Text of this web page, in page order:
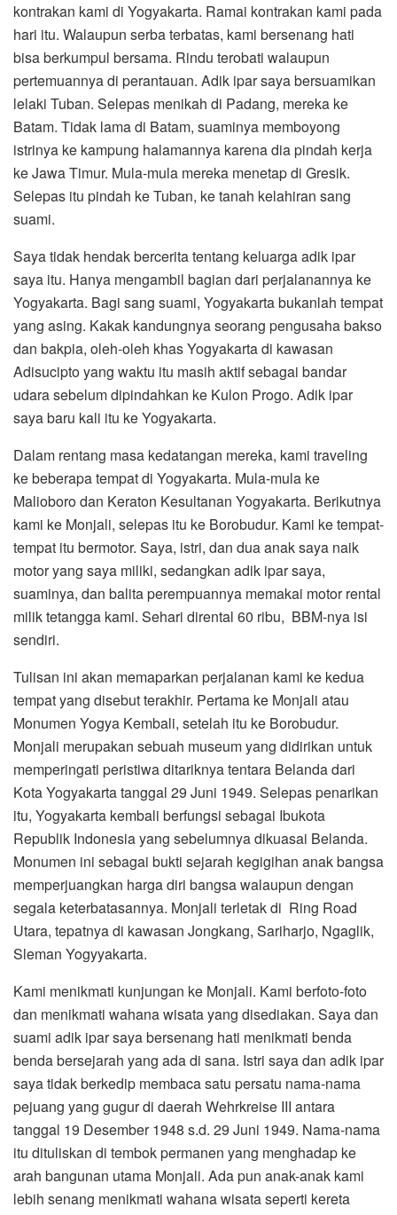
kontrakan kami di Yogyakarta. Ramai kontrakan kami pada
hari itu. Walaupun serba terbatas, kami bersenang hati
bisa berkumpul bersama. Rindu terobati walaupun
pertemuannya di perantauan. Adik ipar saya bersuamikan
lelaki Tuban. Selepas menikah di Padang, mereka ke
Batam. Tidak lama di Batam, suaminya memboyong
istrinya ke kampung halamannya karena dia pindah kerja
ke Jawa Timur. Mula-mula mereka menetap di Gresik.
Selepas itu pindah ke Tuban, ke tanah kelahiran sang
suami.
Saya tidak hendak bercerita tentang keluarga adik ipar
saya itu. Hanya mengambil bagian dari perjalanannya ke
Yogyakarta. Bagi sang suami, Yogyakarta bukanlah tempat
yang asing. Kakak kandungnya seorang pengusaha bakso
dan bakpia, oleh-oleh khas Yogyakarta di kawasan
Adisucipto yang waktu itu masih aktif sebagai bandar
udara sebelum dipindahkan ke Kulon Progo. Adik ipar
saya baru kali itu ke Yogyakarta.
Dalam rentang masa kedatangan mereka, kami traveling
ke beberapa tempat di Yogyakarta. Mula-mula ke
Malioboro dan Keraton Kesultanan Yogyakarta. Berikutnya
kami ke Monjali, selepas itu ke Borobudur. Kami ke tempat-
tempat itu bermotor. Saya, istri, dan dua anak saya naik
motor yang saya miliki, sedangkan adik ipar saya,
suaminya, dan balita perempuannya memakai motor rental
milik tetangga kami. Sehari dirental 60 ribu, BBM-nya isi
sendiri.
Tulisan ini akan memaparkan perjalanan kami ke kedua
tempat yang disebut terakhir. Pertama ke Monjali atau
Monumen Yogya Kembali, setelah itu ke Borobudur.
Monjali merupakan sebuah museum yang didirikan untuk
memperingati peristiwa ditariknya tentara Belanda dari
Kota Yogyakarta tanggal 29 Juni 1949. Selepas penarikan
itu, Yogyakarta kembali berfungsi sebagai Ibukota
Republik Indonesia yang sebelumnya dikuasai Belanda.
Monumen ini sebagai bukti sejarah kegigihan anak bangsa
memperjuangkan harga diri bangsa walaupun dengan
segala keterbatasannya. Monjali terletak di Ring Road
Utara, tepatnya di kawasan Jongkang, Sariharjo, Ngaglik,
Sleman Yogyyakarta.
Kami menikmati kunjungan ke Monjali. Kami berfoto-foto
dan menikmati wahana wisata yang disediakan. Saya dan
suami adik ipar saya bersenang hati menikmati benda
benda bersejarah yang ada di sana. Istri saya dan adik ipar
saya tidak berkedip membaca satu persatu nama-nama
pejuang yang gugur di daerah Wehrkreise III antara
tanggal 19 Desember 1948 s.d. 29 Juni 1949. Nama-nama
itu dituliskan di tembok permanen yang menghadap ke
arah bangunan utama Monjali. Ada pun anak-anak kami
lebih senang menikmati wahana wisata seperti kereta